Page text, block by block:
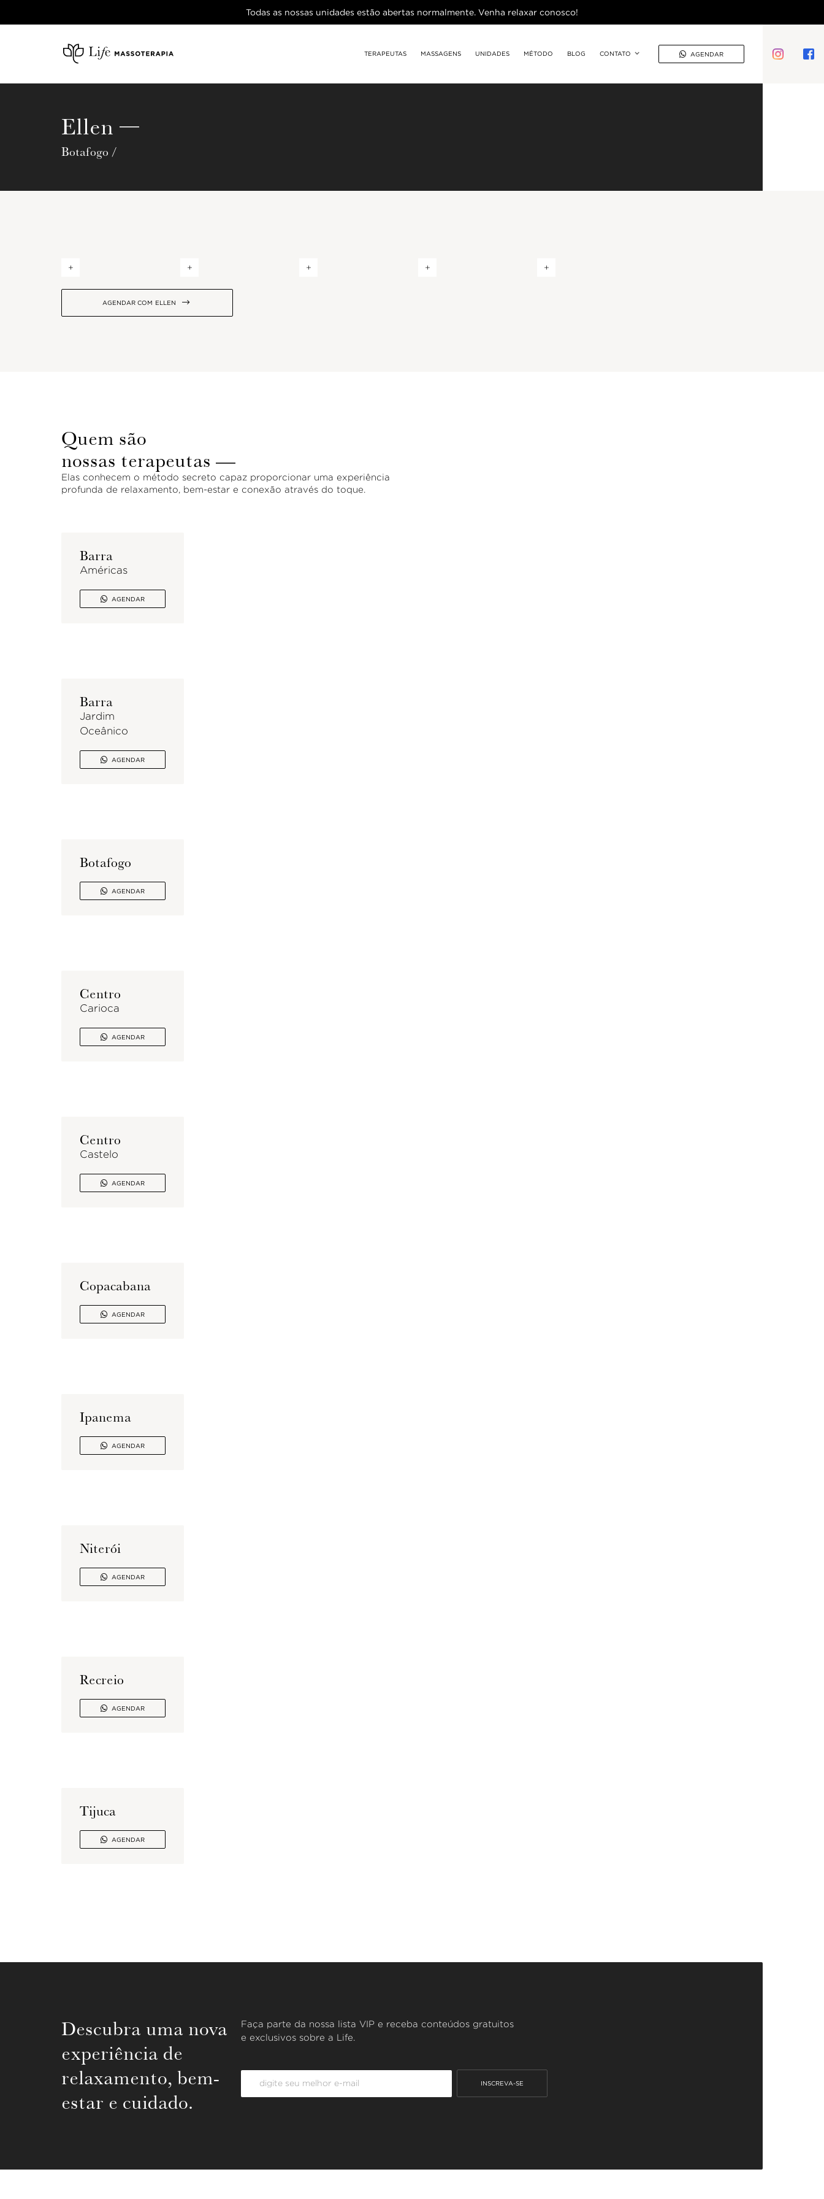
Todas as nossas unidades estão abertas normalmente. Venha relaxar conosco!
TERAPEUTAS MASSAGENS UNIDADES MÉTODO BLOG CONTATO  AGENDAR
Ellen —
Botafogo /
+ + + + +
AGENDAR COM ELLEN 
Quem são
nossas terapeutas —
Elas conhecem o método secreto capaz proporcionar uma experiência
profunda de relaxamento, bem-estar e conexão através do toque.
Barra
Américas
 AGENDAR
Barra
Jardim
Oceânico
 AGENDAR
Botafogo
 AGENDAR
Centro
Carioca
 AGENDAR
Centro
Castelo
 AGENDAR
Copacabana
 AGENDAR
Ipanema
 AGENDAR
Niterói
 AGENDAR
Recreio
 AGENDAR
Tijuca
 AGENDAR
Descubra uma nova
experiência de
relaxamento, bem-
estar e cuidado.
Faça parte da nossa lista VIP e receba conteúdos gratuitos
e exclusivos sobre a Life.